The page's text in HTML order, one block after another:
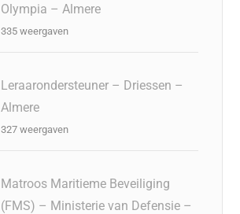
Olympia – Almere
335 weergaven
Leraarondersteuner – Driessen –
Almere
327 weergaven
Matroos Maritieme Beveiliging
(FMS) – Ministerie van Defensie –